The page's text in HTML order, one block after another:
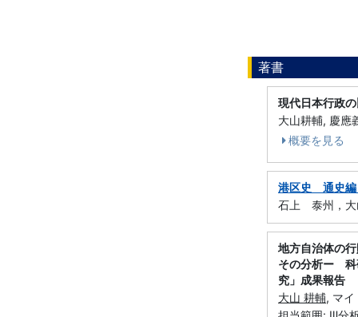
著書
現代日本行政
大山耕輔, 慶
概要を見る
港区史 通史
石上 泰州，
地方自治体の
その分析ー 科
究」成果報告
大山 耕輔, マ